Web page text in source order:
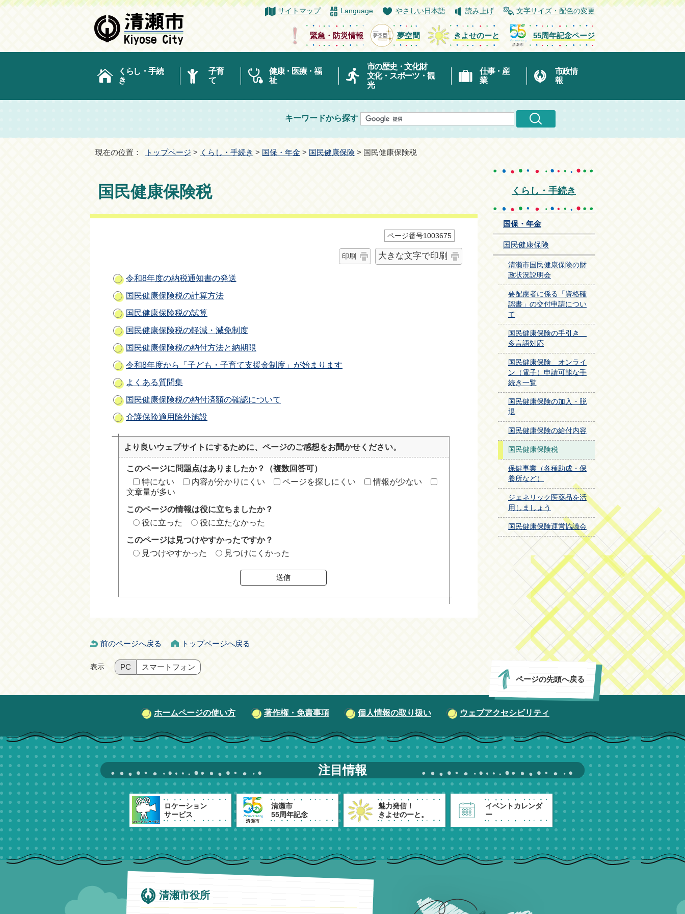
サイトマップ Language やさしい日本語 読み上げ 文字サイズ・配色の変更
緊急・防災情報 夢空間 きよせのーと 55周年記念ページ
くらし・手続
き
子育
て
健康・医療・福
祉
市の歴史・文化財
文化・スポーツ・観
光
仕事・産
業
市政情
報
キーワードから探す
現在の位置： トップページ > くらし・手続き > 国保・年金 > 国民健康保険 > 国民健康保険税
国民健康保険税
ページ番号1003675
印刷 大きな文字で印刷
令和8年度の納税通知書の発送
国民健康保険税の計算方法
国民健康保険税の試算
国民健康保険税の軽減・減免制度
国民健康保険税の納付方法と納期限
令和8年度から「子ども・子育て支援金制度」が始まります
よくある質問集
国民健康保険税の納付済額の確認について
介護保険適用除外施設
より良いウェブサイトにするために、ページのご感想をお聞かせください。
このページに問題点はありましたか？（複数回答可）
特にない
内容が分かりにくい ページを探しにくい
情報が少ない
文章量が多い
このページの情報は役に立ちましたか？
役に立った
役に立たなかった
このページは見つけやすかったですか？
見つけやすかった
見つけにくかった
送信
くらし・手続き
国保・年金
国民健康保険
清瀬市国民健康保険の財
政状況説明会
要配慮者に係る「資格確
認書」の交付申請につい
て
国民健康保険の手引き
多言語対応
国民健康保険 オンライ
ン（電子）申請可能な手
続き一覧
国民健康保険の加入・脱
退
国民健康保険の給付内容
国民健康保険税
保健事業（各種助成・保
養所など）
ジェネリック医薬品を活
用しましょう
国民健康保険運営協議会
ページの先頭へ戻る
前のページへ戻る トップページへ戻る
表示 PC スマートフォン
ホームページの使い方 著作権・免責事項 個人情報の取り扱い ウェブアクセシビリティ
注目情報
ロケーション
サービス
清瀬市
55周年記念
魅力発信！
きよせのーと。
イベントカレンダ
ー
清瀬市役所